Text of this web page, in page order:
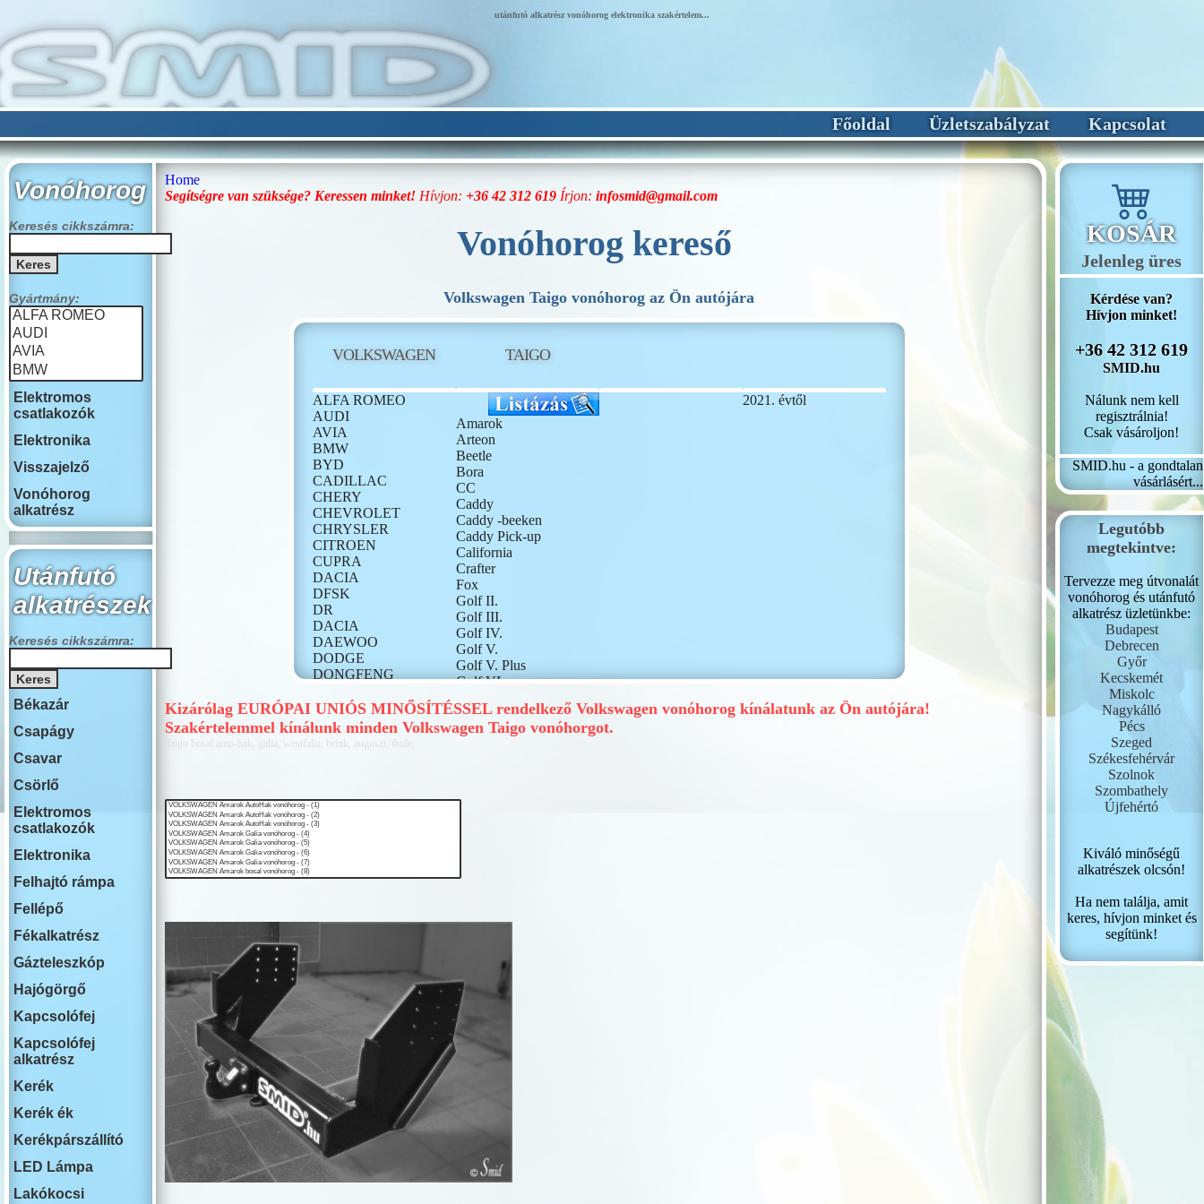
utánfutó alkatrész vonóhorog elektronika szakértelem...
Főoldal Üzletszabályzat Kapcsolat
Home
Segítségre van szüksége? Keressen minket! Hívjon: +36 42 312 619 Írjon: infosmid@gmail.com
Vonóhorog kereső
Volkswagen Taigo vonóhorog az Ön autójára
VOLKSWAGEN TAIGO
ALFA ROMEO
AUDI
AVIA
BMW
BYD
CADILLAC
CHERY
CHEVROLET
CHRYSLER
CITROEN
CUPRA
DACIA
DFSK
DR
DACIA
DAEWOO
DODGE
DONGFENG
FORD
GONOW
HONDA
ISUZU
IVECO
KIA
LEAPMOTOR
LEXUS
MAHINDRA
MAZDA
MERCEDES
MINI COOPER
MITSUBISHI
NISSAN
OMODA
OPEL
PEUGEOT
PLYMOUTH
Amarok
Arteon
Beetle
Bora
CC
Caddy
Caddy -beeken
Caddy Pick-up
California
Crafter
Fox
Golf II.
Golf III.
Golf IV.
Golf V.
Golf V. Plus
Golf VI.
Golf VII.
Golf VIII.
Passat
Polo
T-ROC
Taigo
Tarnsporter T7
Tayron
Tiguan
Transporter T5
Transporter T7
Transporter T7 Multivan
2021. évtől
Kizárólag EURÓPAI UNIÓS MINŐSÍTÉSSEL rendelkező Volkswagen vonóhorog kínálatunk az Ön autójára!
Szakértelemmel kínálunk minden Volkswagen Taigo vonóhorgot.
Taigo bosal auto-hak, galia, westfalia, brink, auguszt, thule,
Vonóhorog
Keresés cikkszámra:
Gyártmány:
Elektromos
csatlakozók
Elektronika
Visszajelző
Vonóhorog
alkatrész
Utánfutó
alkatrészek
Keresés cikkszámra:
Békazár
Csapágy
Csavar
Csörlő
Elektromos
csatlakozók
Elektronika
Felhajtó rámpa
Fellépő
Fékalkatrész
Gázteleszkóp
Hajógörgő
Kapcsolófej
Kapcsolófej
alkatrész
Kerék
Kerék ék
Kerékpárszállító
LED Lámpa
Lakókocsi
KOSÁR
Jelenleg üres
Kérdése van?
Hívjon minket!
+36 42 312 619
SMID.hu
Nálunk nem kell
regisztrálnia!
Csak vásároljon!
SMID.hu - a gondtalan
vásárlásért...
Legutóbb
megtekintve:
Tervezze meg útvonalát
vonóhorog és utánfutó
alkatrész üzletünkbe:
Budapest
Debrecen
Győr
Kecskemét
Miskolc
Nagykálló
Pécs
Szeged
Székesfehérvár
Szolnok
Szombathely
Újfehértó
Kiváló minőségű
alkatrészek olcsón!
Ha nem találja, amit
keres, hívjon minket és
segítünk!